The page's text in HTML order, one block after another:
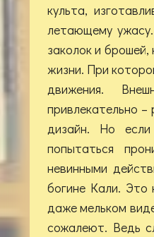
культа,
летающему
заколок и
жизни. При
движения.
привлекательно
дизайн. Но
попытаться
невинными
богине Кали. Это
даже мельком
сожалеют. Ведь